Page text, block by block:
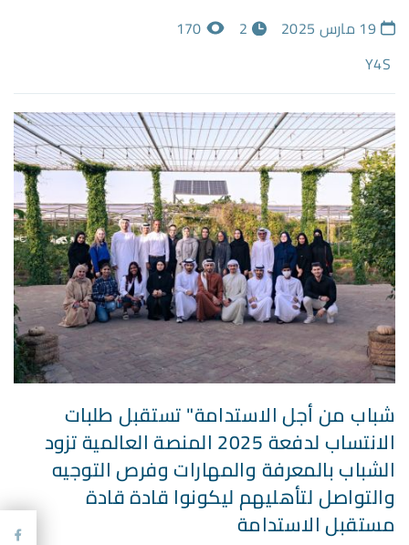
19 مارس 2025
2
170
Y4S
شباب من أجل الاستدامة" تستقبل طلبات
الانتساب لدفعة 2025 المنصة العالمية تزود
الشباب بالمعرفة والمهارات وفرص التوجيه
والتواصل لتأهليهم ليكونوا قادة قادة
مستقبل الاستدامة